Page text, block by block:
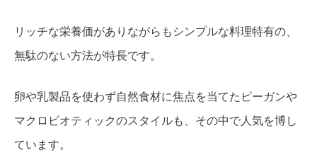
リッチな栄養価がありながらもシンプルな料理特有の、
無駄のない方法が特長です。
卵や乳製品を使わず自然食材に焦点を当てたビーガンや
マクロビオティックのスタイルも、その中で人気を博し
ています。